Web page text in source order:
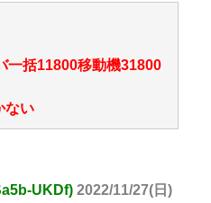
一括11800移動機31800
ない
UKDf) 2022/11/27(日)